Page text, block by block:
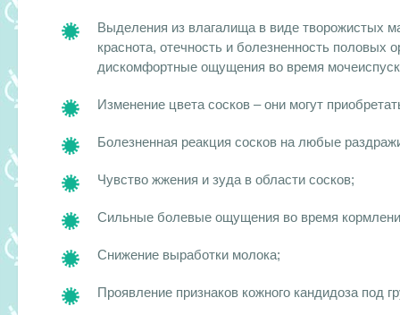
Выделения из влагалища в виде творожистых
краснота, отечность и болезненность половых
дискомфортные ощущения во время
Изменение цвета сосков – они могут
Болезненная реакция сосков на любые
Чувство жжения и зуда в области сосков;
Сильные болевые ощущения во время
Снижение выработки молока;
Проявление признаков кожного кандидоза под